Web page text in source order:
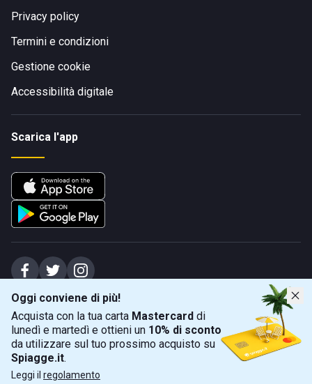
Oggi conviene di più!
Acquista con la tua carta Mastercard di
lunedì e martedì e ottieni un 10% di sconto
da utilizzare sul tuo prossimo acquisto su
Spiagge.it.
Leggi il regolamento
Privacy policy
Termini e condizioni
Gestione cookie
Accessibilità digitale
Scarica l'app
Spiagge Srl - Sede legale: Via Marecchiese 48, 47923 Rimini (RN), IT -
capitale sociale Euro 31245,57 - Iscritta al registro delle imprese di Rimini
Sede operativa: Via Flaminia 180, 47924 Rimini (RN), IT
+39 0541 772375
info@spiagge.it - p.i./c.f. 04536640404
© 2026 Spiagge Srl. Tutti i diritti riservati.